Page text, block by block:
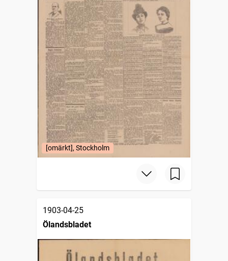
[omärkt], Stockholm
1903-04-25
Ölandsbladet